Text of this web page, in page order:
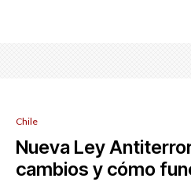
Chile
Nueva Ley
cambios y cómo